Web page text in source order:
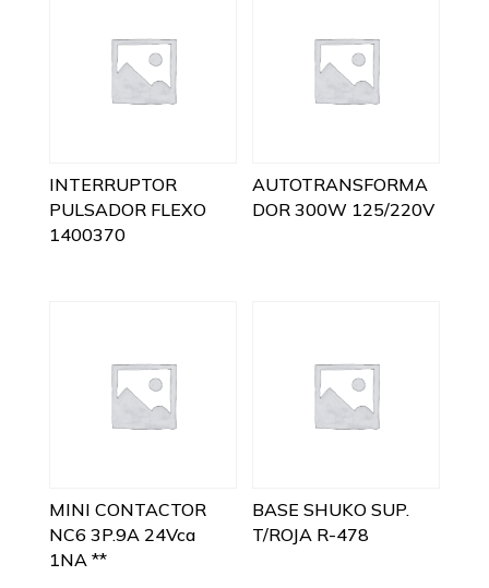
INTERRUPTOR
PULSADOR FLEXO
1400370
AUTOTRANSFORMA
DOR 300W 125/220V
MINI CONTACTOR
NC6 3P.9A 24Vca
1NA **
BASE SHUKO SUP.
T/ROJA R-478